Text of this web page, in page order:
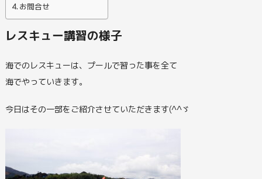
お問合せ
レスキュー講習の様子
海でのレスキューは、プールで習った事を全て
海でやっていきます。
今日はその一部をご紹介させていただきます(^^ゞ